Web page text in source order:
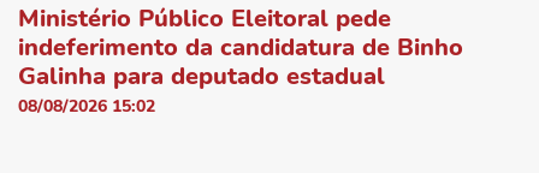
Ministério Público Eleitoral pede
indeferimento da candidatura de Binho
Galinha para deputado estadual
08/08/2026 15:02